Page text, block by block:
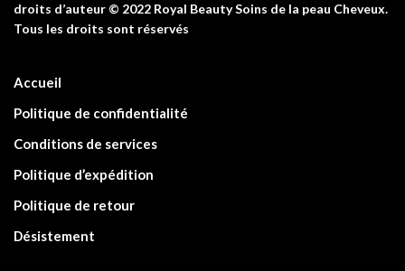
droits d’auteur © 2022 Royal Beauty Soins de la peau Cheveux.
Tous les droits sont réservés
Accueil
Politique de confidentialité
Conditions de services
Politique d’expédition
Politique de retour
Désistement